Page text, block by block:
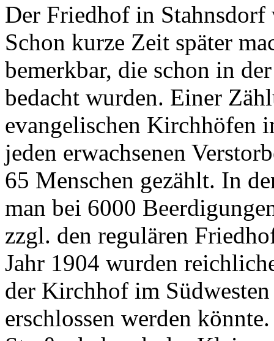
Der Friedhof in
Schon kurze Zeit später
bemerkbar, die schon in
bedacht wurden. Einer
evangelischen Kirchhöfen
jeden erwachsenen
65 Menschen gezählt. In
man bei 6000
zzgl. den regulären
Jahr 1904 wurden
der Kirchhof im
erschlossen werden